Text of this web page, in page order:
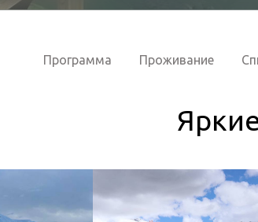
Программа Проживание